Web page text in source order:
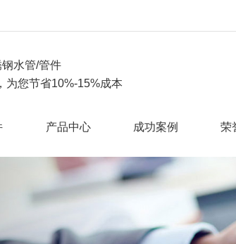
钢水管/管件
为您节省10%-15%成本
产品中心 成功案例 荣